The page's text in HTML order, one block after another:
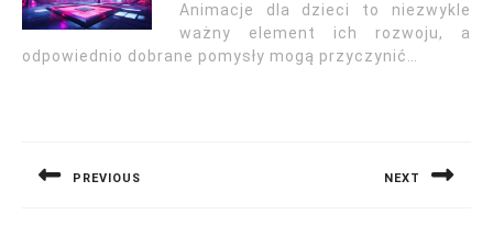
Animacje dla dzieci to niezwykle
ważny element ich rozwoju, a
odpowiednio dobrane pomysły mogą przyczynić…
PREVIOUS NEXT